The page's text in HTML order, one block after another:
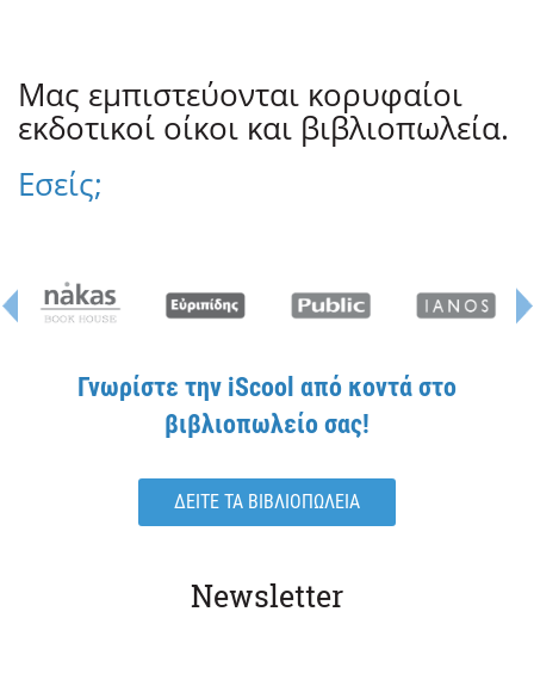
Μας εμπιστεύονται κορυφαίοι
εκδοτικοί οίκοι και βιβλιοπωλεία.
Εσείς;
Γνωρίστε την iScool από κοντά στο
βιβλιοπωλείο σας!
ΔΕΙΤΕ ΤΑ ΒΙΒΛΙΟΠΩΛΕΙΑ
Newsletter